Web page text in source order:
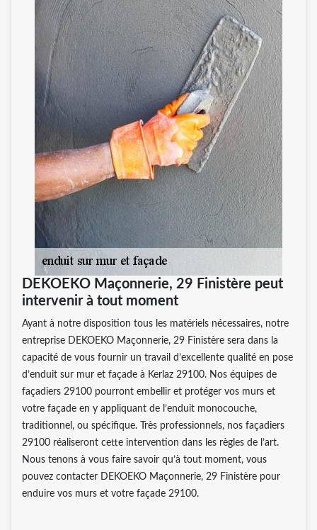
DEKOEKO Maçonnerie, 29 Finistère peut
intervenir à tout moment
Ayant à notre disposition tous les matériels nécessaires, notre
entreprise DEKOEKO Maçonnerie, 29 Finistère sera dans la
capacité de vous fournir un travail d’excellente qualité en pose
d’enduit sur mur et façade à Kerlaz 29100. Nos équipes de
façadiers 29100 pourront embellir et protéger vos murs et
votre façade en y appliquant de l’enduit monocouche,
traditionnel, ou spécifique. Très professionnels, nos façadiers
29100 réaliseront cette intervention dans les règles de l’art.
Nous tenons à vous faire savoir qu’à tout moment, vous
pouvez contacter DEKOEKO Maçonnerie, 29 Finistère pour
enduire vos murs et votre façade 29100.